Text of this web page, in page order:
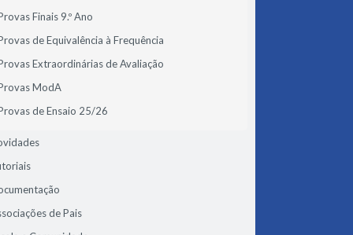
Finais 9.º Ano
de Equivalência à Frequência
Extraordinárias de Avaliação
ModA
de Ensaio 25/26
de Pais